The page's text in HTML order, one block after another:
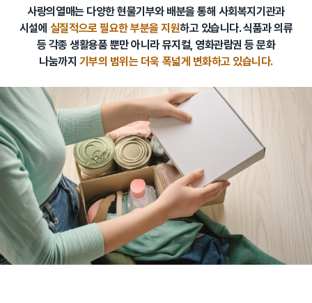
사랑의열매는 다양한 현물기부와 배분을 통해 사회복지기관과
시설에 실질적으로 필요한 부분을 지원하고 있습니다.식품과 의류
등 각종 생활용품 뿐만 아니라 뮤지컬, 영화관람권 등 문화
나눔까지 기부의 범위는 더욱 폭넓게 변화하고 있습니다.